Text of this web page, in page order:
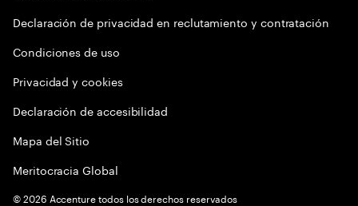
Declaración de privacidad en reclutamiento y contratación
Condiciones de uso
Privacidad y cookies
Declaración de accesibilidad
Mapa del Sitio
Meritocracia Global
©2026 Accenture todos los derechos reservados